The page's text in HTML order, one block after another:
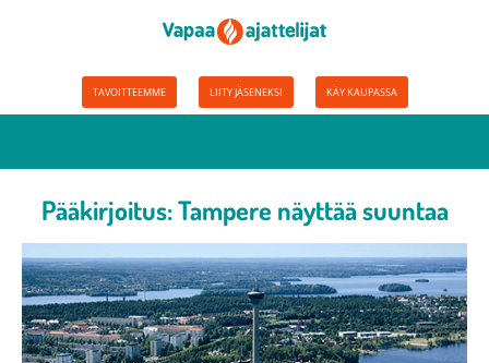
TAVOITTEEMME LIITY JÄSENEKSI KÄY KAUPASSA
Pääkirjoitus: Tampere näyttää suuntaa